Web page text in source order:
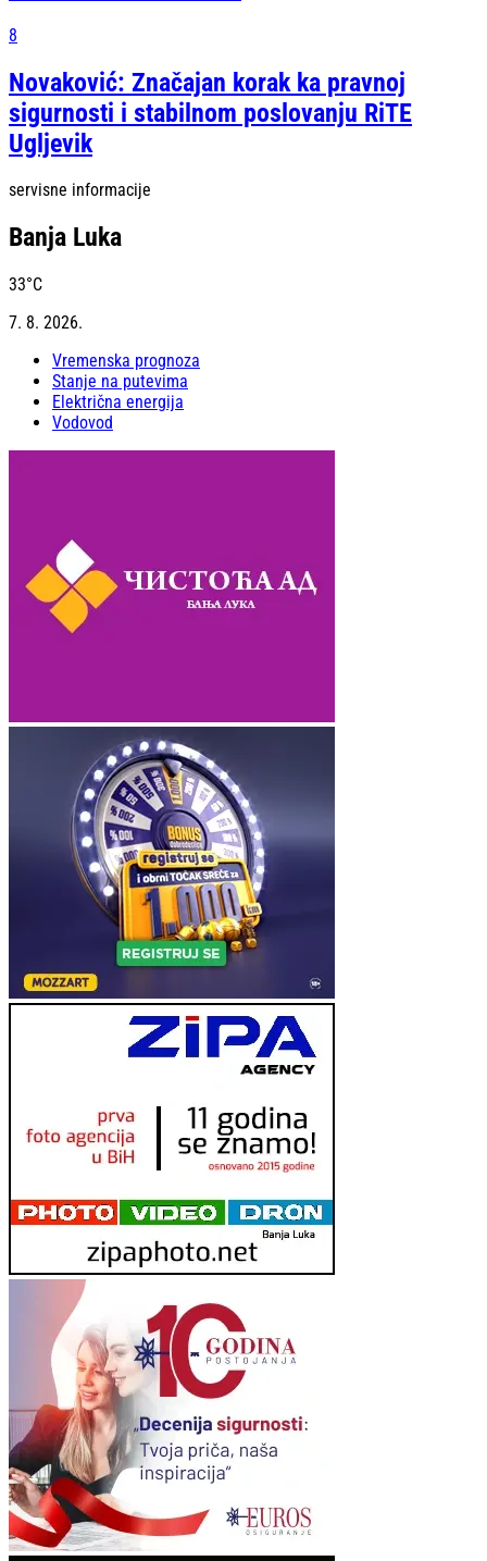
8
Novaković: Značajan korak ka pravnoj
sigurnosti i stabilnom poslovanju RiTE
Ugljevik
servisne informacije
Banja Luka
33°C
7. 8. 2026.
Vremenska prognoza
Stanje na putevima
Električna energija
Vodovod